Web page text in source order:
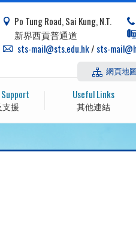
Po Tung Road, Sai Kung, N.T.
新界西貢普通道
sts-mail@sts.edu.hk/ sts-
網頁地圖
支援
Useful Links
其他連結